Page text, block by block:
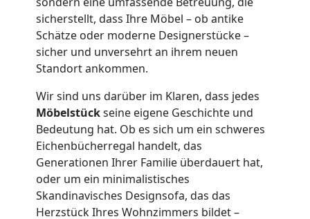
sicherstellt, dass Ihre Möbel – ob antike
Schätze oder moderne Designerstücke –
sicher und unversehrt an ihrem neuen
Standort ankommen.
Wir sind uns darüber im Klaren, dass jedes
Möbelstückseine eigene Geschichte und
Bedeutung hat. Ob es sich um ein schweres
Eichenbücherregal handelt, das
Generationen Ihrer Familie überdauert hat,
oder um ein minimalistisches
Skandinavisches Designsofa, das das
Herzstück Ihres Wohnzimmers bildet –
Möbellift
Wolfsberg
Übersiedlung
Wolfsberg